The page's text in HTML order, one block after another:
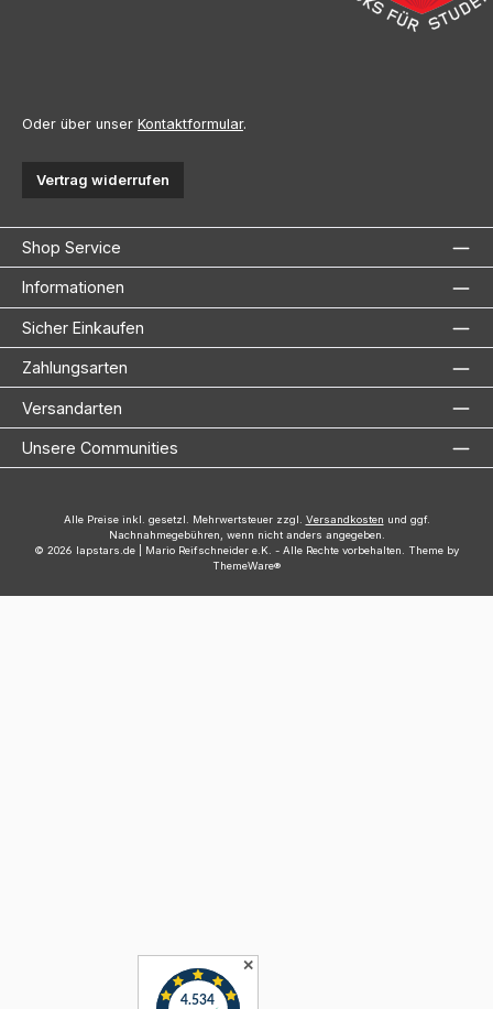
Oder über unser Kontaktformular.
Vertrag widerrufen
Shop Service
Informationen
Sicher Einkaufen
Zahlungsarten
Versandarten
Unsere Communities
Alle Preise inkl. gesetzl. Mehrwertsteuer zzgl. Versandkosten und ggf.
Nachnahmegebühren, wenn nicht anders angegeben.
© 2026 lapstars.de | Mario Reifschneider e.K. - Alle Rechte vorbehalten. Theme by
ThemeWare®
✕